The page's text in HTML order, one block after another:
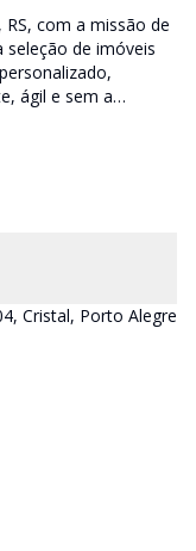
com a missão de
seleção de imóveis
ágil e sem a
Cristal, Porto Alegre